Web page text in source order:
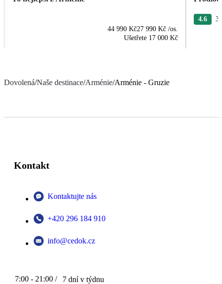
44 990 Kč27 990 Kč /os.
Ušetřete 17 000 Kč
4.6 3
Dovolená/Naše destinace/Arménie/Arménie - Gruzie
Kontakt
Kontaktujte nás
+420 296 184 910
info@cedok.cz
7:00 - 21:00 / 7 dní v týdnu